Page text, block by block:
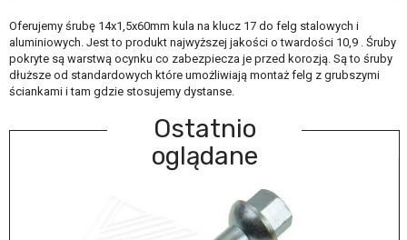
Oferujemy śrubę 14x1,5x60mm kula na klucz 17 do felg stalowych i
aluminiowych. Jest to produkt najwyższej jakości o twardości 10,9 . Śruby
pokryte są warstwą ocynku co zabezpiecza je przed korozją. Są to śruby
dłuższe od standardowych które umożliwiają montaż felg z grubszymi
ściankami i tam gdzie stosujemy dystanse.
Ostatnio
oglądane